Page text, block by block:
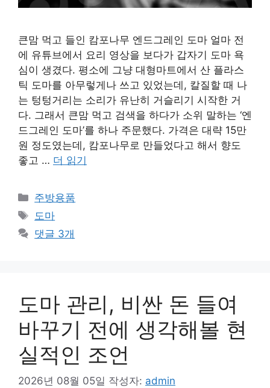
큰맘 먹고 들인 캄포나무 엔드그레인 도마 얼마 전
에 유튜브에서 요리 영상을 보다가 갑자기 도마 욕
심이 생겼다. 평소에 그냥 대형마트에서 산 플라스
틱 도마를 아무렇게나 쓰고 있었는데, 칼질할 때 나
는 텅텅거리는 소리가 유난히 거슬리기 시작한 거
다. 그래서 큰맘 먹고 검색을 하다가 소위 말하는 ‘엔
드그레인 도마’를 하나 주문했다. 가격은 대략 15만
원 정도였는데, 캄포나무로 만들었다고 해서 향도
좋고 … 더 읽기
카
테
리
주방용품
태
그
도마
댓글 3개
도마 관리, 비싼 돈 들여
바꾸기 전에 생각해볼 현
실적인 조언
2026년 08월 05일 작성자: admin